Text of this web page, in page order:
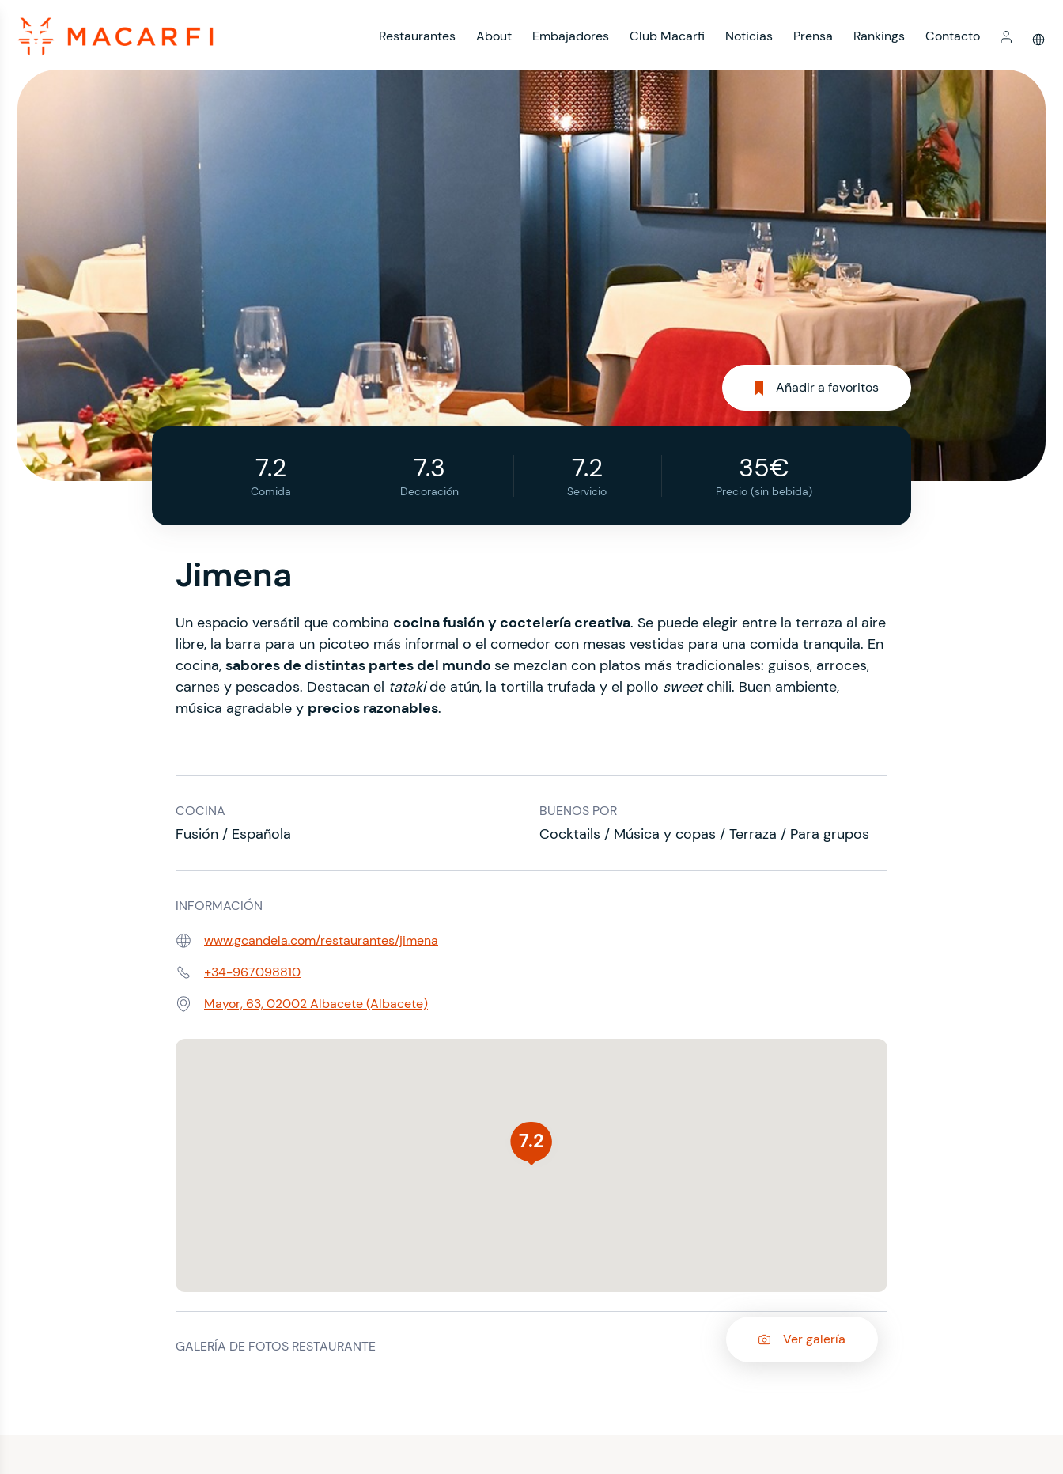
Restaurantes About Embajadores Club Macarfi Noticias Prensa Rankings Contacto
Añadir a favoritos
7.2
Comida
7.3
Decoración
7.2
Servicio
35€
Precio (sin bebida)
Jimena
Un espacio versátil que combina cocina fusión y coctelería creativa. Se puede elegir entre la terraza al aire
libre, la barra para un picoteo más informal o el comedor con mesas vestidas para una comida tranquila. En
cocina, sabores de distintas partes del mundo se mezclan con platos más tradicionales: guisos, arroces,
carnes y pescados. Destacan el tatakide atún, la tortilla trufada y el pollo sweetchili. Buen ambiente,
música agradable y precios razonables.
COCINA
Fusión / Española
BUENOS POR
Cocktails / Música y copas / Terraza / Para grupos
INFORMACIÓN
Web: www.gcandela.com/restaurantes/jimena
Teléfono:+34-967098810
Dirección:Mayor, 63, 02002 Albacete (Albacete)
7.2
GALERÍA DE FOTOS RESTAURANTE Ver galería